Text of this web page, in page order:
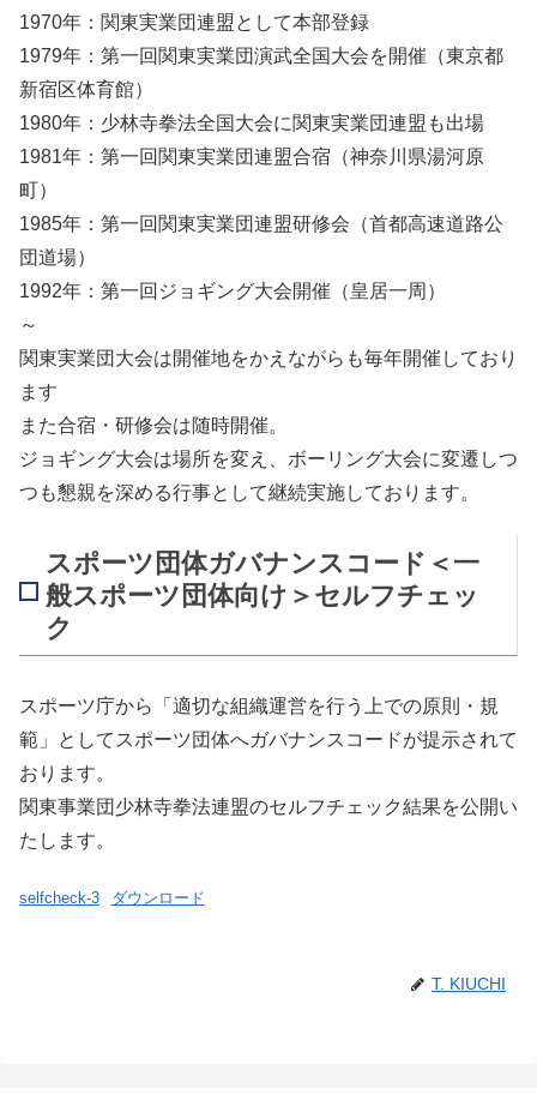
1970年：関東実業団連盟として本部登録
1979年：第一回関東実業団演武全国大会を開催（東京都
新宿区体育館）
1980年：少林寺拳法全国大会に関東実業団連盟も出場
1981年：第一回関東実業団連盟合宿（神奈川県湯河原
町）
1985年：第一回関東実業団連盟研修会（首都高速道路公
団道場）
1992年：第一回ジョギング大会開催（皇居一周）
～
関東実業団大会は開催地をかえながらも毎年開催しており
ます
また合宿・研修会は随時開催。
ジョギング大会は場所を変え、ボーリング大会に変遷しつ
つも懇親を深める行事として継続実施しております。
スポーツ団体ガバナンスコード＜一
般スポーツ団体向け＞セルフチェッ
ク
スポーツ庁から「適切な組織運営を行う上での原則・規
範」としてスポーツ団体へガバナンスコードが提示されて
おります。
関東事業団少林寺拳法連盟のセルフチェック結果を公開い
たします。
selfcheck-3 ダウンロード
T. KIUCHI